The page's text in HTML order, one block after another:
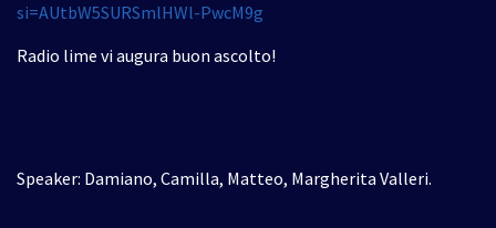
si=AUtbW5SURSmlHWl-PwcM9g
Radio lime vi augura buon ascolto!
Speaker: Damiano, Camilla, Matteo, Margherita Valleri.